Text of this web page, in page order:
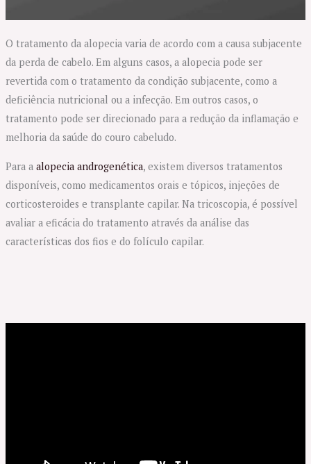
O tratamento da alopecia varia de acordo com a causa subjacente
da perda de cabelo. Em alguns casos, a alopecia pode ser
revertida com o tratamento da condição subjacente, como a
deficiência nutricional ou a infecção. Em outros casos, o
tratamento pode ser direcionado para a redução da inflamação e
melhoria da saúde do couro cabeludo.
Para a alopecia androgenética, existem diversos tratamentos
disponíveis, como medicamentos orais e tópicos, injeções de
corticosteroides e transplante capilar. Na tricoscopia, é possível
avaliar a eficácia do tratamento através da análise das
características dos fios e do folículo capilar.